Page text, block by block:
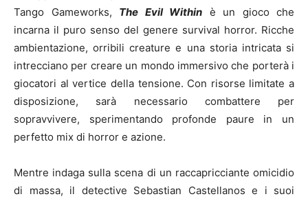
Tango Gameworks, The Evil Within è un gioco che
incarna il puro senso del genere survival horror. Ricche
ambientazione, orribili creature e una storia intricata si
intrecciano per creare un mondo immersivo che porterà i
giocatori al vertice della tensione. Con risorse limitate a
disposizione, sarà necessario combattere per
sopravvivere, sperimentando profonde paure in un
perfetto mix di horror e azione.
Mentre indaga sulla scena di un raccapricciante omicidio
di massa, il detective Sebastian Castellanos e i suoi